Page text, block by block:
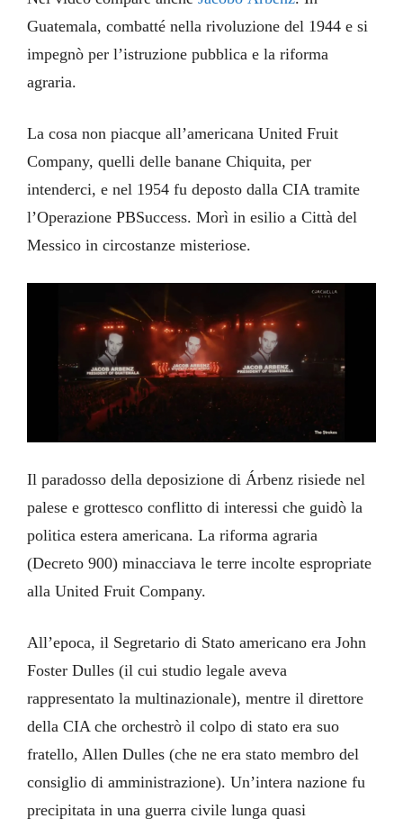
Guatemala, combatté nella rivoluzione del 1944 e si
impegnò per l’istruzione pubblica e la riforma
agraria.
La cosa non piacque all’americana United Fruit
Company, quelli delle banane Chiquita, per
intenderci, e nel 1954 fu deposto dalla CIA tramite
l’Operazione PBSuccess. Morì in esilio a Città del
Messico in circostanze misteriose.
Il paradosso della deposizione di Árbenz risiede nel
palese e grottesco conflitto di interessi che guidò la
politica estera americana. La riforma agraria
(Decreto 900) minacciava le terre incolte espropriate
alla United Fruit Company.
All’epoca, il Segretario di Stato americano era John
Foster Dulles (il cui studio legale aveva
rappresentato la multinazionale), mentre il direttore
della CIA che orchestrò il colpo di stato era suo
fratello, Allen Dulles (che ne era stato membro del
consiglio di amministrazione). Un’intera nazione fu
precipitata in una guerra civile lunga quasi